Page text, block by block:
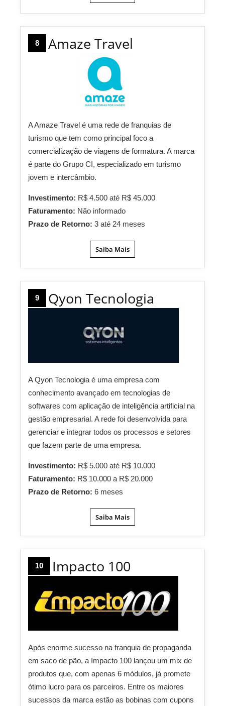
8 Amaze Travel
A Amaze Travel é uma rede de franquias de
turismo que tem como principal foco a
comercialização de viagens de formatura. A marca
é parte do Grupo CI, especializado em turismo
jovem e intercâmbio.
Investimento: R$ 4.500 até R$ 45.000
Faturamento: Não informado
Prazo de Retorno: 3 até 24 meses
Saiba Mais
9 Qyon Tecnologia
A Qyon Tecnologia é uma empresa com
conhecimento avançado em tecnologias de
softwares com aplicação de inteligência artificial na
gestão empresarial. A rede foi desenvolvida para
gerenciar e integrar todos os processos e setores
que fazem parte de uma empresa.
Investimento: R$ 5.000 até R$ 10.000
Faturamento: R$ 10.000 a R$ 20.000
Prazo de Retorno: 6 meses
Saiba Mais
10 Impacto 100
Após enorme sucesso na franquia de propaganda
em saco de pão, a Impacto 100 lançou um mix de
produtos que, com apenas 6 módulos, já promete
ótimo lucro para os parceiros. Entre os maiores
sucessos da marca estão as bobinas com cupons